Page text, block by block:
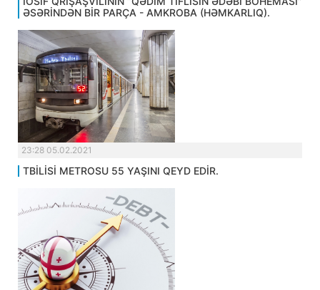
ƏSƏRİNDƏN BİR PARÇA - AMKROBA (HƏMKARLIQ).
23:28 05.02.2021
TBİLİSİ METROSU 55 YAŞINI QEYD EDİR.